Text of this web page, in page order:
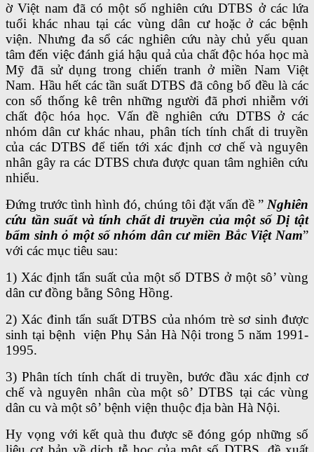
ờ Việt nam đã có một số nghiên cứu DTBS ở các lứa
tuổi khác nhau tại các vùng dân cư hoặc ở các bệnh
viện. Nhưng đa sổ các nghiên cứu này chủ yếu quan
tâm đến việc đánh giá hậu quả của chất độc hóa học mà
Mỹ đã sử dụng trong chiến tranh ở miền Nam Việt
Nam. Hầu hết các tần suất DTBS đã công bố đều là các
con số thống kê trên những người đã phơi nhiễm với
chất độc hóa học. Vấn đề nghiên cứu DTBS ở các
nhóm dân cư khác nhau, phân tích tính chất di truyền
của các DTBS để tiến tới xác định cơ chế và nguyên
nhân gây ra các DTBS chưa được quan tâm nghiên cứu
nhiểu.
Đứng trước tình hình đó, chúng tôi đặt vấn đề ” Nghiên
cứu tần suất và tính chất di truyền của một số Dị tật
bẩm sinh ỏ một số nhóm dân cư miền Bắc Việt Nam”
với các mục tiêu sau:
1) Xác định tẩn suất của một số DTBS ở một sô’ vùng
dân cư đồng bằng Sông Hồng.
2) Xác đinh tẩn suất DTBS của nhóm trè sơ sinh được
sinh tại bệnh viện Phụ Sản Hà Nội trong 5 năm 1991-
1995.
3) Phân tích tính chất di truyền, bước đầu xác định cơ
chế và nguyên nhân cùa một sô’ DTBS tại các vùng
dân cu và một sô’ bệnh viện thuộc địa bàn Hà Nội.
Hy vọng với kết quà thu được sẽ đóng góp những số